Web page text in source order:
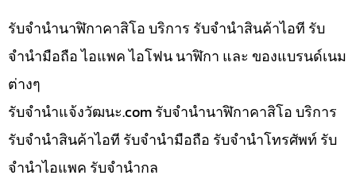
รับจำนำนาฬิกาคาสิโอ บริการ รับจำนำสินค้าไอที รับ
จำนำมือถือ ไอแพค ไอโฟน นาฬิกา และ ของแบรนด์เนม
ต่างๆ
รับจํานําแจ้งวัฒนะ.com รับจำนำนาฬิกาคาสิโอ บริการ
รับจำนำสินค้าไอที รับจำนำมือถือ รับจำนำโทรศัพท์ รับ
จำนำไอแพค รับจำนำกล